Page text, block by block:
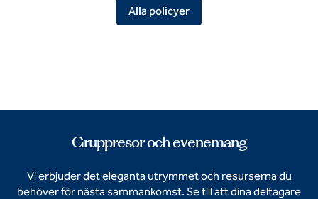
Alla policyer
Gruppresor och evenemang
Vi erbjuder det eleganta utrymmet och resurserna du
behöver för nästa sammankomst. Se till att dina deltagare